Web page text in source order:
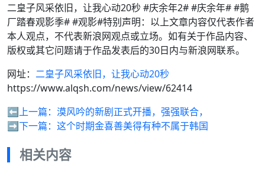
二皇子风采依旧，让我心动20秒 #庆余年2# #庆余年# #鹅
厂踏春观影季# #观影#特别声明：以上文章内容仅代表作者
本人观点，不代表新浪网观点或立场。如有关于作品内容、
版权或其它问题请于作品发表后的30日内与新浪网联系。
网址： 二皇子风采依旧，让我心动20秒
https://www.alqsh.com/news/view/62414
⬅️上一篇： 漠风吟的新剧正式开播，强强联合，
➡️下一篇： 这个时期金喜善美得有种不属于韩国
相关内容